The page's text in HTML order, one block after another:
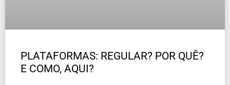
PLATAFORMAS: REGULAR? POR QUÊ?
E COMO, AQUI?